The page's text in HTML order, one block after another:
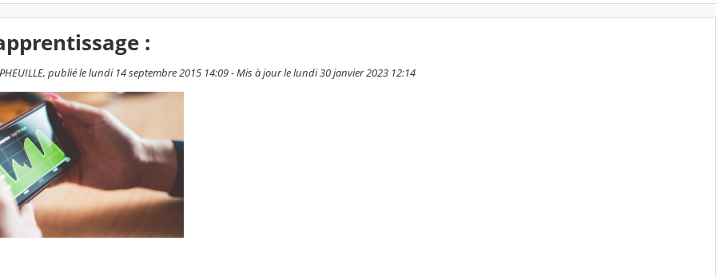
:
publié le lundi 14 septembre 2015 14:09 - Mis à jour le lundi 30 janvier 2023 12:14